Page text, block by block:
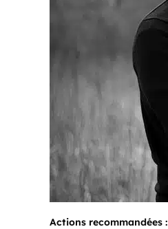
Actions recommandées :